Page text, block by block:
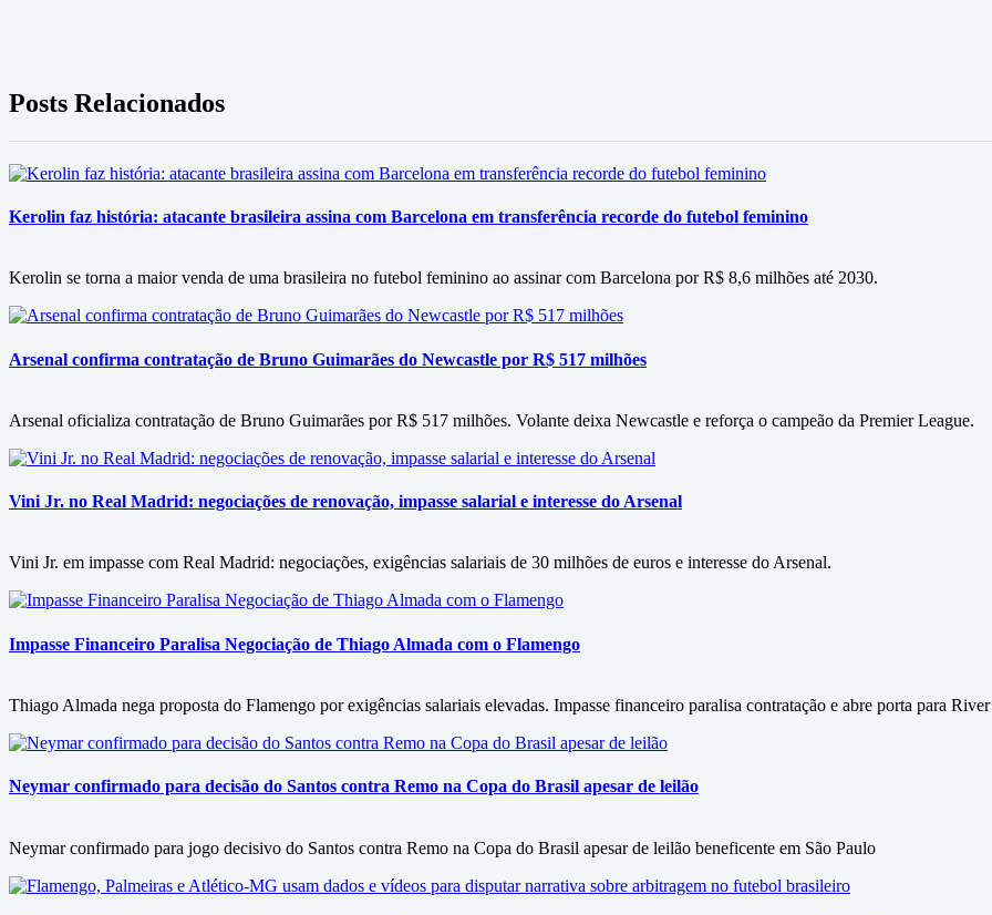
Posts Relacionados
Kerolin faz história: atacante brasileira assina com Barcelona em transferência recorde do futebol feminino
Kerolin se torna a maior venda de uma brasileira no futebol feminino ao assinar com Barcelona por R$ 8,6 milhões até 2030.
Arsenal confirma contratação de Bruno Guimarães do Newcastle por R$ 517 milhões
Arsenal oficializa contratação de Bruno Guimarães por R$ 517 milhões. Volante deixa Newcastle e reforça o campeão da Premier League.
Vini Jr. no Real Madrid: negociações de renovação, impasse salarial e interesse do Arsenal
Vini Jr. em impasse com Real Madrid: negociações, exigências salariais de 30 milhões de euros e interesse do Arsenal.
Impasse Financeiro Paralisa Negociação de Thiago Almada com o Flamengo
Thiago Almada nega proposta do Flamengo por exigências salariais elevadas. Impasse financeiro paralisa contratação e abre porta para
Neymar confirmado para decisão do Santos contra Remo na Copa do Brasil apesar de leilão
Neymar confirmado para jogo decisivo do Santos contra Remo na Copa do Brasil apesar de leilão beneficente em São Paulo